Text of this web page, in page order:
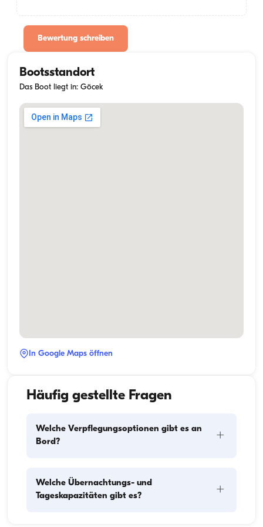
Bewertung schreiben
Bootsstandort
Das Boot liegt in: Göcek
In Google Maps öffnen
Häufig gestellte Fragen
Welche Verpflegungsoptionen gibt es an
Bord?
+
Hauptkomponenten: dem Einkauf der Vorräte und
der Zubereitung der Mahlzeiten. Die Gäste können
Welche Übernachtungs- und
Tageskapazitäten gibt es?
+